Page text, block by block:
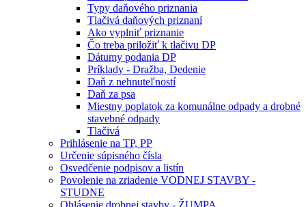
Typy daňového priznania
Tlačivá daňových priznaní
Ako vyplniť priznanie
Čo treba priložiť k tlačivu DP
Dátumy podania DP
Príklady - Dražba, Dedenie
Daň z nehnuteľností
Daň za psa
Miestny poplatok za komunálne odpady a drobné
stavebné odpady
Tlačivá
Prihlásenie na TP, PP
Určenie súpisného čísla
Osvedčenie podpisov a listín
Povolenie na zriadenie VODNEJ STAVBY -
STUDNE
Ohlásenie drobnej stavby - ŽUMPA